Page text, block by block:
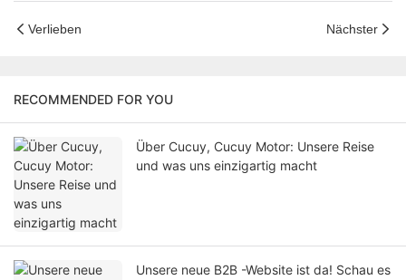
Verlieben Nächster
RECOMMENDED FOR YOU
Über Cucuy, Cucuy Motor: Unsere Reise
und was uns einzigartig macht
Unsere neue B2B -Website ist da! Schau es